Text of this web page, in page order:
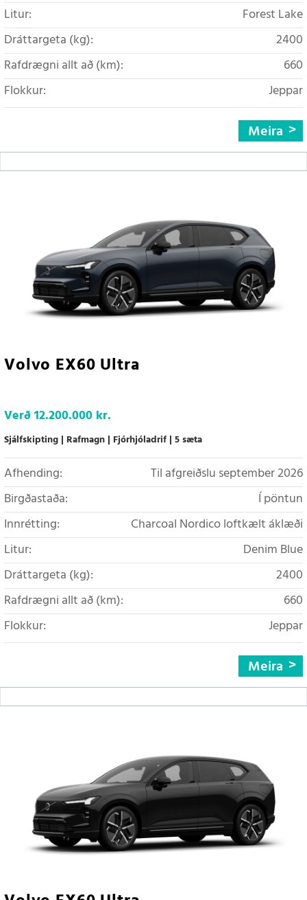
Litur:
Forest Lake
Dráttargeta (kg):
2400
Rafdrægni allt að (km):
660
Flokkur:
Jeppar
Meira
Volvo EX60 Ultra
Verð12.200.000 kr.
Sjálfskipting Rafmagn Fjórhjóladrif 5 sæta
Afhending:
Til afgreiðslu september 2026
Birgðastaða:
Í pöntun
Innrétting:
Charcoal Nordico loftkælt áklæði
Litur:
Denim Blue
Dráttargeta (kg):
2400
Rafdrægni allt að (km):
660
Flokkur:
Jeppar
Meira